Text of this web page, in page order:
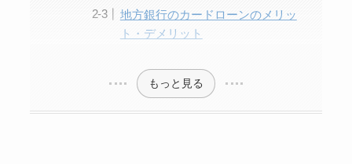
地方銀行のカードローンのメリッ
ト・デメリット
もっと見る